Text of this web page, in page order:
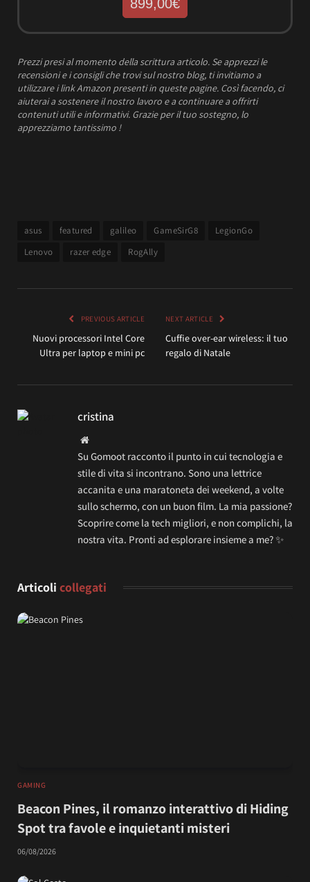
899,00€
Prezzi presi al momento della scrittura articolo. Se apprezzi le
recensioni e i consigli che trovi sul nostro blog, ti invitiamo a
utilizzare i link Amazon presenti in queste pagine. Così facendo, ci
aiuterai a sostenere il nostro lavoro e a continuare a offrirti
contenuti utili e informativi. Grazie per il tuo sostegno, lo
apprezziamo tantissimo !
asus featured galileo GameSirG8
LegionGo
Lenovo
razer edge RogAlly
PREVIOUS ARTICLE
Nuovi processori Intel Core
Ultra per laptop e mini pc
NEXT ARTICLE
Cuffie over-ear wireless: il tuo
regalo di Natale
cristina
Website
Su Gomoot racconto il punto in cui tecnologia e
stile di vita si incontrano. Sono una lettrice
accanita e una maratoneta dei weekend, a volte
sullo schermo, con un buon film. La mia passione?
Scoprire come la tech migliori, e non complichi, la
nostra vita. Pronti ad esplorare insieme a me? ✨
Articoli collegati
GAMING
Beacon Pines, il romanzo interattivo di Hiding
Spot tra favole e inquietanti misteri
06/08/2026